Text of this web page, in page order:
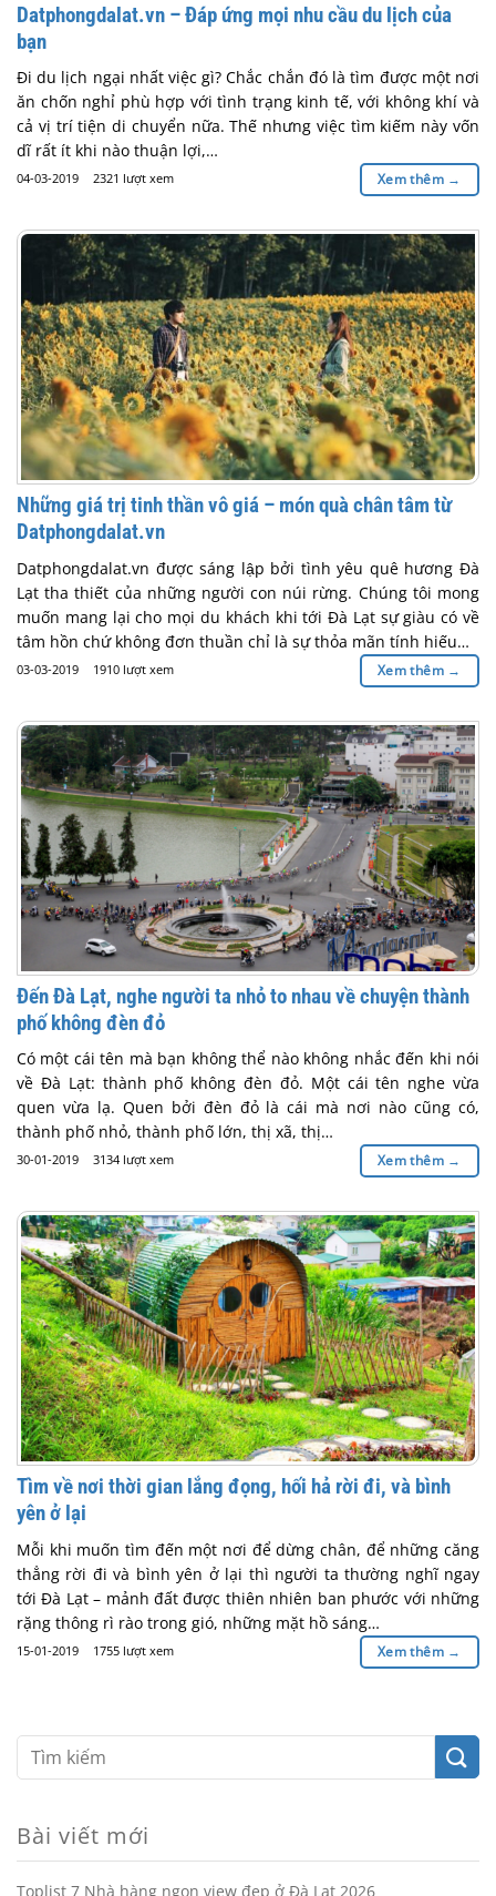
Datphongdalat.vn – Đáp ứng mọi nhu cầu du lịch của
bạn
Đi du lịch ngại nhất việc gì? Chắc chắn đó là tìm được một nơi
ăn chốn nghỉ phù hợp với tình trạng kinh tế, với không khí và
cả vị trí tiện di chuyển nữa. Thế nhưng việc tìm kiếm này vốn
dĩ rất ít khi nào thuận lợi,…
04-03-2019 2321 lượt xem Xem thêm →
Những giá trị tinh thần vô giá – món quà chân tâm từ
Datphongdalat.vn
Datphongdalat.vn được sáng lập bởi tình yêu quê hương Đà
Lạt tha thiết của những người con núi rừng. Chúng tôi mong
muốn mang lại cho mọi du khách khi tới Đà Lạt sự giàu có về
tâm hồn chứ không đơn thuần chỉ là sự thỏa mãn tính hiếu…
03-03-2019 1910 lượt xem Xem thêm →
Đến Đà Lạt, nghe người ta nhỏ to nhau về chuyện thành
phố không đèn đỏ
Có một cái tên mà bạn không thể nào không nhắc đến khi nói
về Đà Lạt: thành phố không đèn đỏ. Một cái tên nghe vừa
quen vừa lạ. Quen bởi đèn đỏ là cái mà nơi nào cũng có,
thành phố nhỏ, thành phố lớn, thị xã, thị…
30-01-2019 3134 lượt xem Xem thêm →
Tìm về nơi thời gian lắng đọng, hối hả rời đi, và bình
yên ở lại
Mỗi khi muốn tìm đến một nơi để dừng chân, để những căng
thẳng rời đi và bình yên ở lại thì người ta thường nghĩ ngay
tới Đà Lạt – mảnh đất được thiên nhiên ban phước với những
rặng thông rì rào trong gió, những mặt hồ sáng…
15-01-2019 1755 lượt xem Xem thêm →
Bài viết mới
Toplist 7 Nhà hàng ngon view đẹp ở Đà Lạt 2026